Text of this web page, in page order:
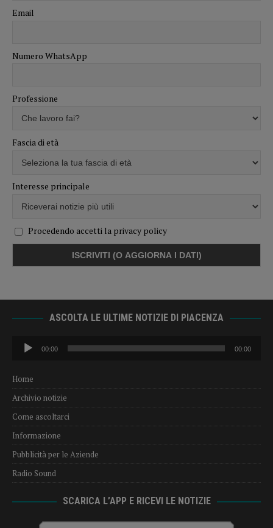
Email
Numero WhatsApp
Professione
Fascia di età
Interesse principale
Procedendo accetti la privacy policy
ASCOLTA LE ULTIME NOTIZIE DI PIACENZA
Audio
Player
00:00 00:00
Home
Archivio notizie
Come ascoltarci
Informazione
Pubblicità per le Aziende
Radio Sound
SCARICA L’APP E RICEVI LE NOTIZIE